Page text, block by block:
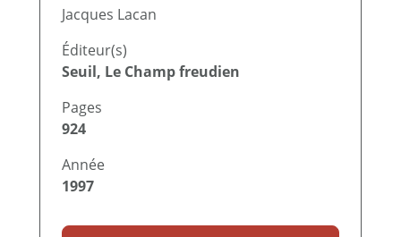
Jacques Lacan
Éditeur(s)
Seuil, Le Champ freudien
Pages
924
Année
1997